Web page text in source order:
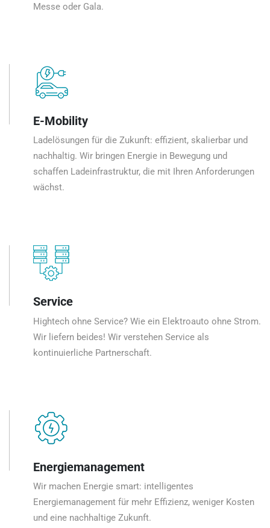
Messe oder Gala.
E-Mobility
Ladelösungen für die Zukunft: effizient, skalierbar und
nachhaltig. Wir bringen Energie in Bewegung und
schaffen Ladeinfrastruktur, die mit Ihren Anforderungen
wächst.
Service
Hightech ohne Service? Wie ein Elektroauto ohne Strom.
Wir liefern beides! Wir verstehen Service als
kontinuierliche Partnerschaft.
Energiemanagement
Wir machen Energie smart: intelligentes
Energiemanagement für mehr Effizienz, weniger Kosten
und eine nachhaltige Zukunft.